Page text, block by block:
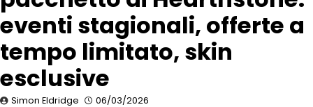
eventi stagionali, offerte a
tempo limitato, skin
esclusive
Simon Eldridge 06/03/2026